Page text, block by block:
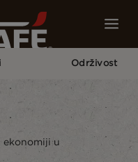
Održivost
ekonomiji u